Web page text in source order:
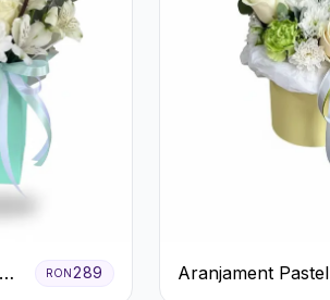
RON289
Aranjament Pastel